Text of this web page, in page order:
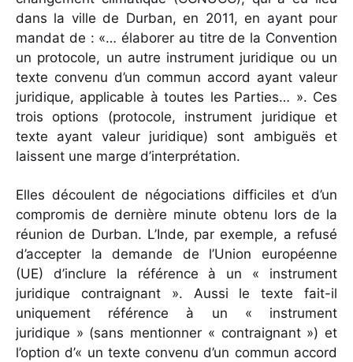
dans la ville de Durban, en 2011, en ayant pour
mandat de : «… élaborer au titre de la Convention
un protocole, un autre instrument juridique ou un
texte convenu d’un commun accord ayant valeur
juridique, applicable à toutes les Parties… ». Ces
trois options (protocole, instrument juridique et
texte ayant valeur juridique) sont ambiguës et
laissent une marge d’interprétation.
Elles découlent de négociations difficiles et d’un
compromis de dernière minute obtenu lors de la
réunion de Durban. L’Inde, par exemple, a refusé
d’accepter la demande de l’Union européenne
(UE) d’inclure la référence à un « instrument
juridique contraignant ». Aussi le texte fait-il
uniquement référence à un « instrument
juridique » (sans mentionner « contraignant ») et
l’option d’« un texte convenu d’un commun accord